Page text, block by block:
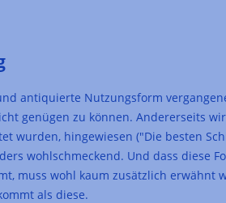
antiquierte Nutzungsform
genügen zu können. Andererseits
wurden, hingewiesen ("Die besten
wohlschmeckend. Und dass diese
muss wohl kaum zusätzlich erwähnt
als diese.